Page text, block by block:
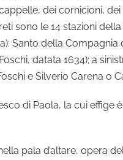
dei cornicioni, dei
sono le 14 stazioni
Santo della Compagnia
datata 1634); a
e Silverio Carena o
di Paola, la cui effige
pala d’altare, opera